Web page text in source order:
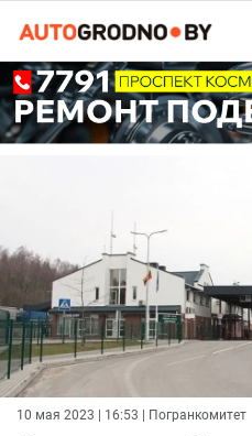
10 мая 2023 | 16:53 | Погранкомитет